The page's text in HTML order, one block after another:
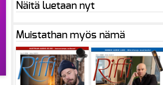
Näitä luetaan nyt
Muistathan myös nämä